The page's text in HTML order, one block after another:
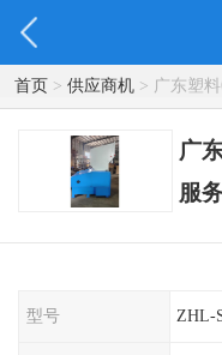
首页> 供应商机> 广东塑料
广
服
型号 ZHL-